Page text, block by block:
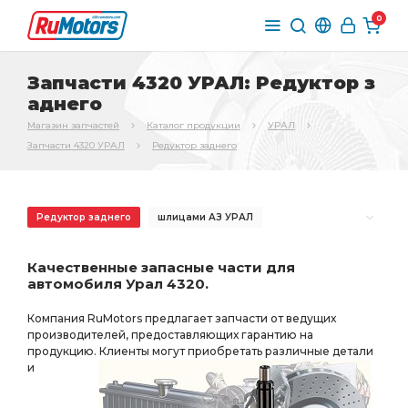
0
Запчасти 4320 УРАЛ: Редуктор з
аднего
Магазин запчастей Каталог продукции
УРАЛ
Запчасти 4320 УРАЛ
Редуктор заднего
Редуктор заднего шлицами АЗ УРАЛ
РЕДУКТОР СРЕДНЕГО РЕДУКТОР СРЕДНЕГО МОСТА
торц. шлицами пневмотормоза АЗ УРАЛ
необходимы ПД АЗ УРАЛ торц. шлицами АЗ УРАЛ
i=7.49 49 зуб МОСТА i=7.49 БМКД АЗ УРАЛ
Качественные запасные части для
автомобиля Урал 4320.
Компания RuMotors предлагает запчасти от ведущих
производителей, предоставляющих гарантию на
продукцию. Клиенты могут приобретать различные детали
и